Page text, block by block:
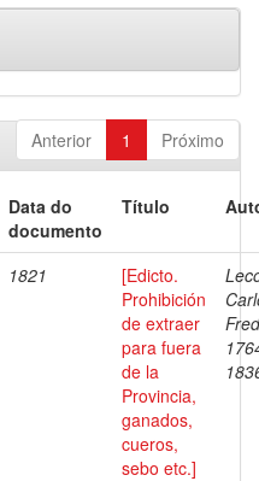
Anterior 1 Próximo
Data do
documento
Título
1821
[Edicto.
Prohibición
de extraer
para fuera
de la
Provincia,
ganados,
cueros,
sebo etc.]